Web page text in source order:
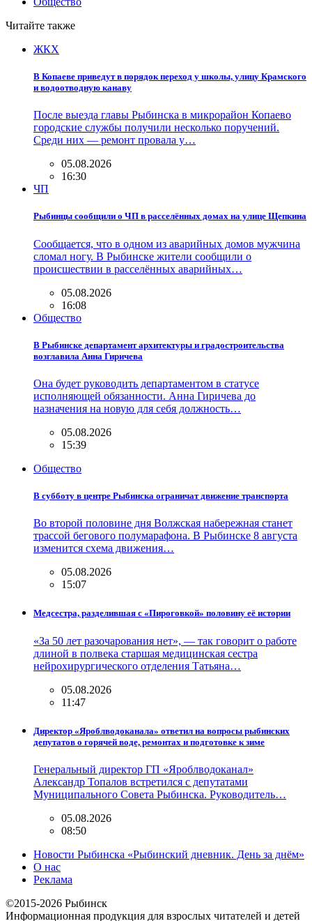
Читайте также
ЖКХ
В Копаеве приведут в порядок переход у школы, улицу Крамского
и водоотводную канаву
После выезда главы Рыбинска в микрорайон Копаево
городские службы получили несколько поручений.
Среди них — ремонт провала у…
05.08.2026
16:30
ЧП
Рыбинцы сообщили о ЧП в расселённых домах на улице Щепкина
Сообщается, что в одном из аварийных домов мужчина
сломал ногу. В Рыбинске жители сообщили о
происшествии в расселённых аварийных…
05.08.2026
16:08
Общество
В Рыбинске департамент архитектуры и градостроительства
возглавила Анна Гиричева
Она будет руководить департаментом в статусе
исполняющей обязанности. Анна Гиричева до
назначения на новую для себя должность…
05.08.2026
15:39
Общество
В субботу в центре Рыбинска ограничат движение транспорта
Во второй половине дня Волжская набережная станет
трассой бегового полумарафона. В Рыбинске 8 августа
изменится схема движения…
05.08.2026
15:07
Медсестра, разделившая с «Пироговкой» половину её истории
«За 50 лет разочарования нет», — так говорит о работе
длиной в полвека старшая медицинская сестра
нейрохирургического отделения Татьяна…
05.08.2026
11:47
Директор «Яроблводоканала» ответил на вопросы рыбинских
депутатов о горячей воде, ремонтах и подготовке к зиме
Генеральный директор ГП «Яроблводоканал»
Александр Топалов встретился с депутатами
Муниципального Совета Рыбинска. Руководитель…
05.08.2026
08:50
Новости Рыбинска «Рыбинский дневник. День за днём»
О нас
Реклама
©2015-2026 Рыбинск
Информационная продукция для взрослых читателей и детей